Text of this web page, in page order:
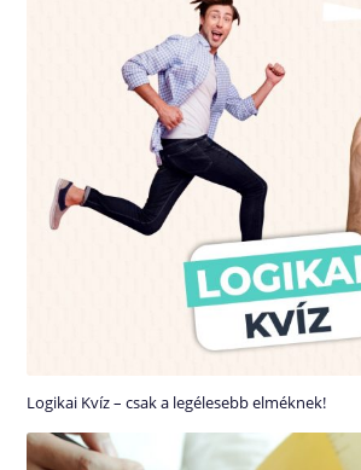
Logikai Kvíz – csak a legélesebb elméknek!